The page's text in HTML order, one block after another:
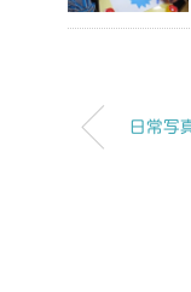
日常写